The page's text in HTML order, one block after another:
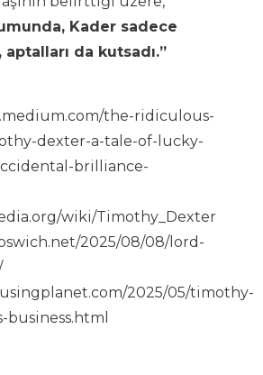
Kader sadece
da kutsadı.”
the-ridiculous-
dexter-a-tale-of-lucky-
brilliance-
wiki/Timothy_Dexter
2025/08/08/lord-
2025/05/timothy-